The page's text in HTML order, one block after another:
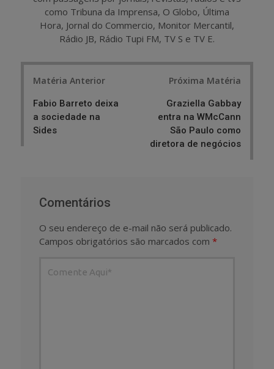
como Tribuna da Imprensa, O Globo, Última
Hora, Jornal do Commercio, Monitor Mercantil,
Rádio JB, Rádio Tupi FM, TV S e TV E.
Matéria Anterior
Fabio Barreto deixa
a sociedade na
Sides
Próxima Matéria
Graziella Gabbay
entra na WMcCann
São Paulo como
diretora de negócios
Comentários
O seu endereço de e-mail não será publicado.
Campos obrigatórios são marcados com *